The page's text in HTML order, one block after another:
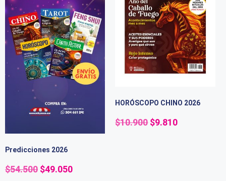
Predicciones 2026
$54.500 $49.050
HORÓSCOPO CHINO 2026
$10.900 $9.810